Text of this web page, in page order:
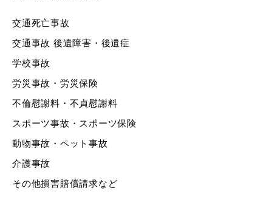
交通死亡事故
交通事故 後遺障害・後遺症
学校事故
労災事故・労災保険
不倫慰謝料・不貞慰謝料
スポーツ事故・スポーツ保険
動物事故・ペット事故
介護事故
その他損害賠償請求など